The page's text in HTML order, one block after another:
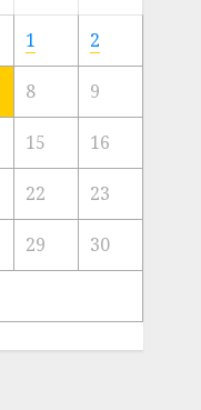
Artis
Kota
23/11/2024
0
1 2
8 9
15 16
22 23
29 30